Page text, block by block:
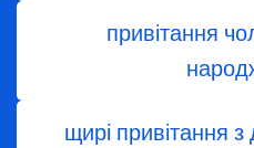
привітання
щирі привітання